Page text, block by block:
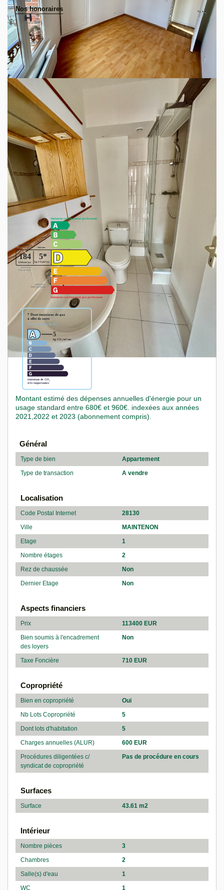
Nos honoraires
EXCLUSIVITE LES AGENCES UNIES
Charmant appartement de type 3 pièces entièrement
rénové.
Situé au coeur d'une petite ville agréable et conviviale,
découvrez ce superbe appartement de 3 pièces, refait à
neuf avec goût.
Il est composé d'un séjour avec coin cuisine, deux
chambres et une salle de douche avec WC.
Lumineux, moderne et chaleureux, venez découvrir votre
futur chez-vous.
Réf : AUA3884
Barème d'honoraires consultable sur demande.
Diagnostics énergétiques
Montant estimé des dépenses annuelles d'énergie pour un
usage standard entre 680€ et 960€. indexées aux années
2021,2022 et 2023 (abonnement compris).
Général
Type de bien
Appartement
Type de transaction
A vendre
Localisation
Code Postal Internet
28130
Ville
MAINTENON
Etage
1
Nombre étages
2
Rez de chaussée
Non
Dernier Etage
Non
Aspects financiers
Prix
113400 EUR
Bien soumis à l'encadrement
des loyers
Non
Taxe Foncière 710 EUR
Copropriété
Bien en copropriété
Oui
Nb Lots Copropriété
5
Dont lots d'habitation
5
Charges annuelles (ALUR)
600 EUR
Procédures diligentées c/
syndicat de copropriété
Pas de procédure en cours
Surfaces
Surface 43.61 m2
Intérieur
Nombre pièces
3
Chambres
2
Salle(s) d'eau
1
WC
1